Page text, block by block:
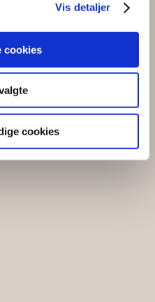
Vis detaljer
cookies
cookies